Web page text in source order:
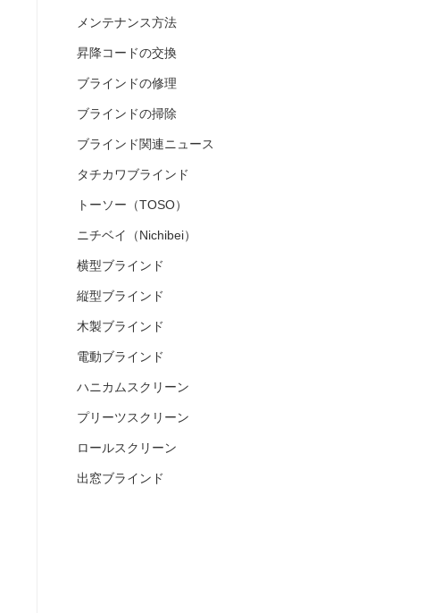
メンテナンス方法
昇降コードの交換
ブラインドの修理
ブラインドの掃除
ブラインド関連ニュース
タチカワブラインド
トーソー（TOSO）
ニチベイ（Nichibei）
横型ブラインド
縦型ブラインド
木製ブラインド
電動ブラインド
ハニカムスクリーン
プリーツスクリーン
ロールスクリーン
出窓ブラインド